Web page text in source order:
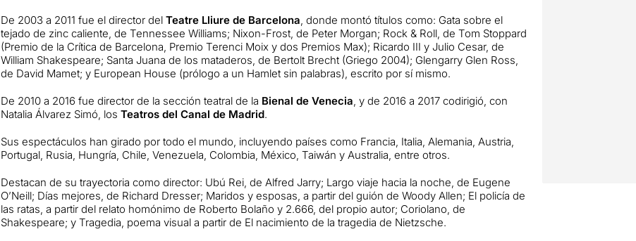
De 2003 a 2011 fue el director delTeatre Lliure de Barcelona, donde montó títulos como: Gata sobre el
tejado de zinc caliente, de Tennessee Williams; Nixon-Frost, de Peter Morgan; Rock & Roll, de Tom Stoppard
(Premio de la Crítica de Barcelona, Premio Terenci Moix y dos Premios Max); Ricardo III y Julio Cesar, de
William Shakespeare; Santa Juana de los mataderos, de Bertolt Brecht (Griego 2004); Glengarry Glen Ross,
de David Mamet; y European House (prólogo a un Hamlet sin palabras), escrito por sí mismo.
De 2010 a 2016 fue director de la sección teatral de la Bienal de Venecia, y de 2016 a 2017 codirigió, con
Natalia Álvarez Simó, losTeatros del Canal de Madrid.
Sus espectáculos han girado por todo el mundo, incluyendo países como Francia, Italia, Alemania, Austria,
Portugal, Rusia, Hungría, Chile, Venezuela, Colombia, México, Taiwán y Australia, entre otros.
Destacan de su trayectoria como director: Ubú Rei, de Alfred Jarry; Largo viaje hacia la noche, de Eugene
O’Neill; Días mejores, de Richard Dresser; Maridos y esposas, a partir del guión de Woody Allen; El policía de
las ratas, a partir del relato homónimo de Roberto Bolaño y 2.666, del propio autor; Coriolano, de
Shakespeare; y Tragedia, poema visual a partir de El nacimiento de la tragedia de Nietzsche.